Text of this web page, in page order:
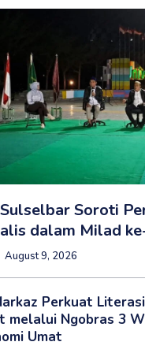
Soroti
dalam Milad
August 9, 2026
Perkuat
melalui Ngobras 3
Umat